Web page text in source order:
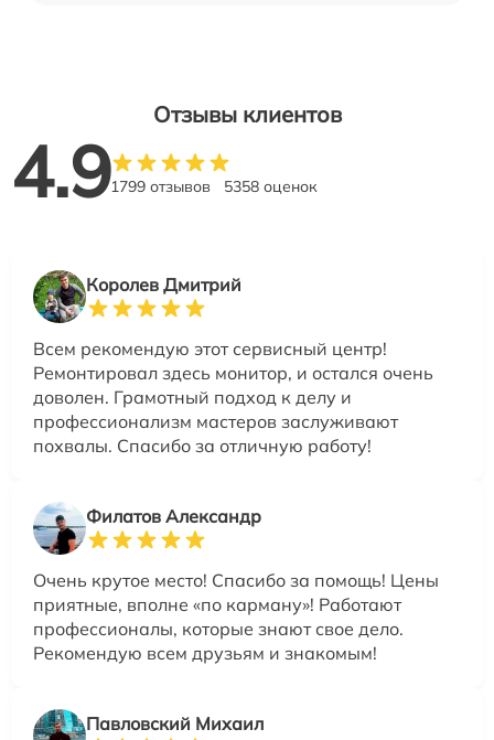
Отзывы клиентов
4.91799 отзывов 5358 оценок
Королев Дмитрий
Всем рекомендую этот сервисный центр!
Ремонтировал здесь монитор, и остался очень
доволен. Грамотный подход к делу и
профессионализм мастеров заслуживают
похвалы. Спасибо за отличную работу!
Филатов Александр
Очень крутое место! Спасибо за помощь! Цены
приятные, вполне «по карману»! Работают
профессионалы, которые знают свое дело.
Рекомендую всем друзьям и знакомым!
Павловский Михаил